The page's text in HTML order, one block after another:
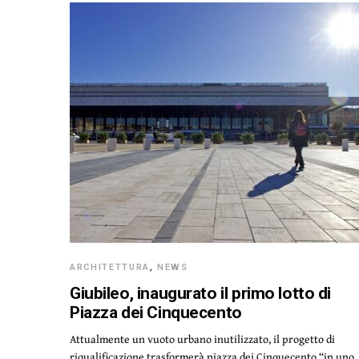
ARCHITETTURA,NEWS
Giubileo, inaugurato il primo lotto di
Piazza dei Cinquecento
Attualmente un vuoto urbano inutilizzato, il progetto di